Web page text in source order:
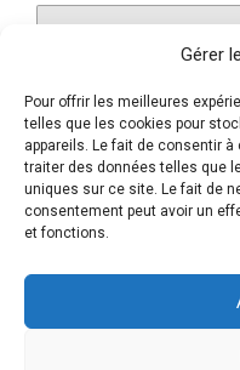
Gérer
Pour offrir les meilleures
telles que les cookies pour
appareils. Le fait de consentir
traiter des données telles que
uniques sur ce site. Le fait de
consentement peut avoir un
et fonctions.
Ce site utilise Akismet
savoir plus sur la façon
commentaires sont